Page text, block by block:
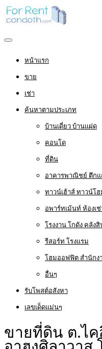
หน้าแรก
ขาย
เช่า
ค้นหาตามประเภท
บ้านเดี่ยว บ้านแฝด
คอนโด
ที่ดิน
อาคารพาณิชย์ ตึกแ
ทาวน์เฮ้าส์ ทาวน์โฮ
อพาร์ทเม้นท์ ห้องเ
โรงงาน โกดัง คลัง
รีสอร์ท โรงแรม
โฮมออฟฟิต สำนักง
อื่นๆ
รับโพสต์อสังหา
เลขเด็ดแม่นๆ
ขายที่ดิน ต.ไค